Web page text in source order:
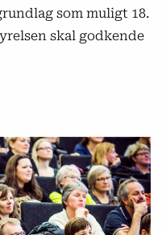
som muligt 18.
skal godkende